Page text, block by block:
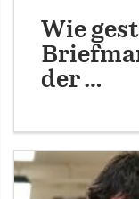
Wie
der …